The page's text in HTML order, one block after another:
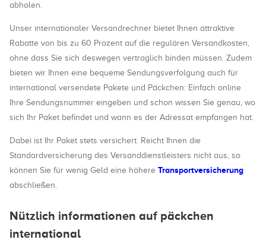
abholen.
Unser internationaler Versandrechner bietet Ihnen attraktive
Rabatte von bis zu 60 Prozent auf die regulären Versandkosten,
ohne dass Sie sich deswegen vertraglich binden müssen. Zudem
bieten wir Ihnen eine bequeme Sendungsverfolgung auch für
international versendete Pakete und Päckchen: Einfach online
Ihre Sendungsnummer eingeben und schon wissen Sie genau, wo
sich Ihr Paket befindet und wann es der Adressat empfangen hat.
Dabei ist Ihr Paket stets versichert. Reicht Ihnen die
Standardversicherung des Versanddienstleisters nicht aus, so
können Sie für wenig Geld eine höhere Transportversicherung
abschließen.
Nützlich informationen auf päckchen
international